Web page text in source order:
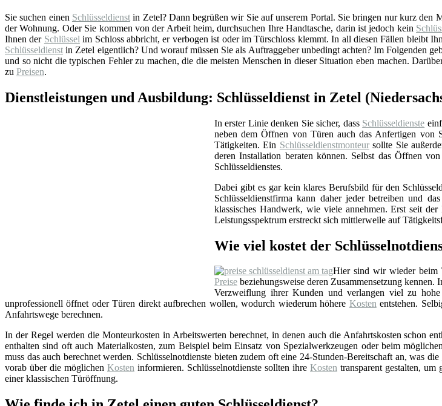
Sie suchen einen Schlüsseldienstin Zetel? Dann begrüßen wir Sie auf unserem Portal. Sie bringen nur kurz den
der Wohnung. Oder Sie kommen von der Arbeit heim, durchsuchen Ihre Handtasche, darin ist jedoch kein
Ihnen der Schlüssel im Schloss abbricht, er verbogen ist oder im Türschloss klemmt. In all diesen Fällen bleibt
Schlüsseldienst in Zetel eigentlich? Und worauf müssen Sie als Auftraggeber unbedingt achten? Im Folgenden
und so nicht die typischen Fehler zu machen, die die meisten Menschen in dieser Situation eben machen.
zu Preisen.
Dienstleistungen und Ausbildung: Schlüsseldienst in Zetel
In erster Linie denken Sie sicher, dass Schlüsseldienste
neben dem Öffnen von Türen auch das Anfertigen von
Tätigkeiten. Ein Schlüsseldienstmonteursollte Sie
deren Installation beraten können. Selbst das Öffnen
Schlüsseldienstes.
Dabei gibt es gar kein klares Berufsbild für den
Schlüsseldienstfirma kann daher jeder betreiben und
klassisches Handwerk, wie viele annehmen. Erst seit
Leistungsspektrum erstreckt sich mittlerweile auf
Wie viel kostet der
Hier sind wir wieder beim
Preise beziehungsweise deren Zusammensetzung
Verzweiflung ihrer Kunden und verlangen viel zu hohe
unprofessionell öffnet oder Türen direkt aufbrechen wollen, wodurch wiederum höhere Kostenentstehen.
Anfahrtswege berechnen.
In der Regel werden die Monteurkosten in Arbeitswerten berechnet, in denen auch die Anfahrtskosten schon
enthalten sind oft auch Materialkosten, zum Beispiel beim Einsatz von Spezialwerkzeugen oder beim
muss das auch berechnet werden. Schlüsselnotdienste bieten zudem oft eine 24-Stunden-Bereitschaft an, was die
vorab über die möglichen Kosten informieren. Schlüsselnotdienste sollten ihre Kosten transparent gestalten,
einer klassischen Türöffnung.